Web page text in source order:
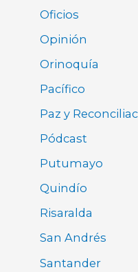
Oficios
Opinión
Orinoquía
Pacífico
Paz y
Pódcast
Putumayo
Quindío
Risaralda
San Andrés
Santander